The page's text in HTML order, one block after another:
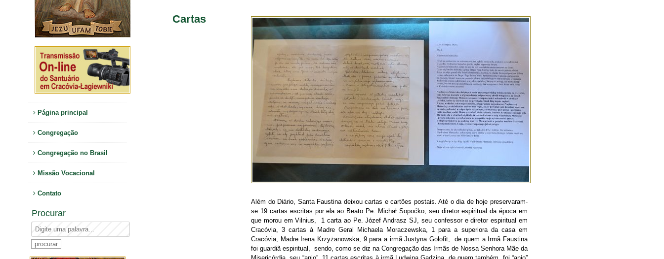
Página principal
Congregação
Congregação no Brasil
Missão Vocacional
Contato
Procurar
Cartas
Além do Diário, Santa Faustina deixou cartas e cartões postais. Até o dia de hoje preservaram-
se 19 cartas escritas por ela ao Beato Pe. Michał Sopoćko, seu diretor espiritual da época em
que morou em Vilnius, 1 carta ao Pe. Józef Andrasz SJ, seu confessor e diretor espiritual em
Cracóvia, 3 cartas à Madre Geral Michaela Moraczewska, 1 para a superiora da casa em
Cracóvia, Madre Irena Krzyżanowska, 9 para a irmã Justyna Gołofit, de quem a Irmã Faustina
foi guardiã espiritual, sendo, como se diz na Congregação das Irmãs de Nossa Senhora Mãe da